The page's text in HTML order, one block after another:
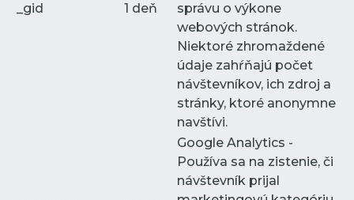
_gid 1 deň
správu o výkone
webových stránok.
Niektoré zhromaždené
údaje zahŕňajú počet
návštevníkov, ich zdroj a
stránky, ktoré anonymne
navštívi.
Google Analytics -
Používa sa na zistenie, či
návštevník prijal